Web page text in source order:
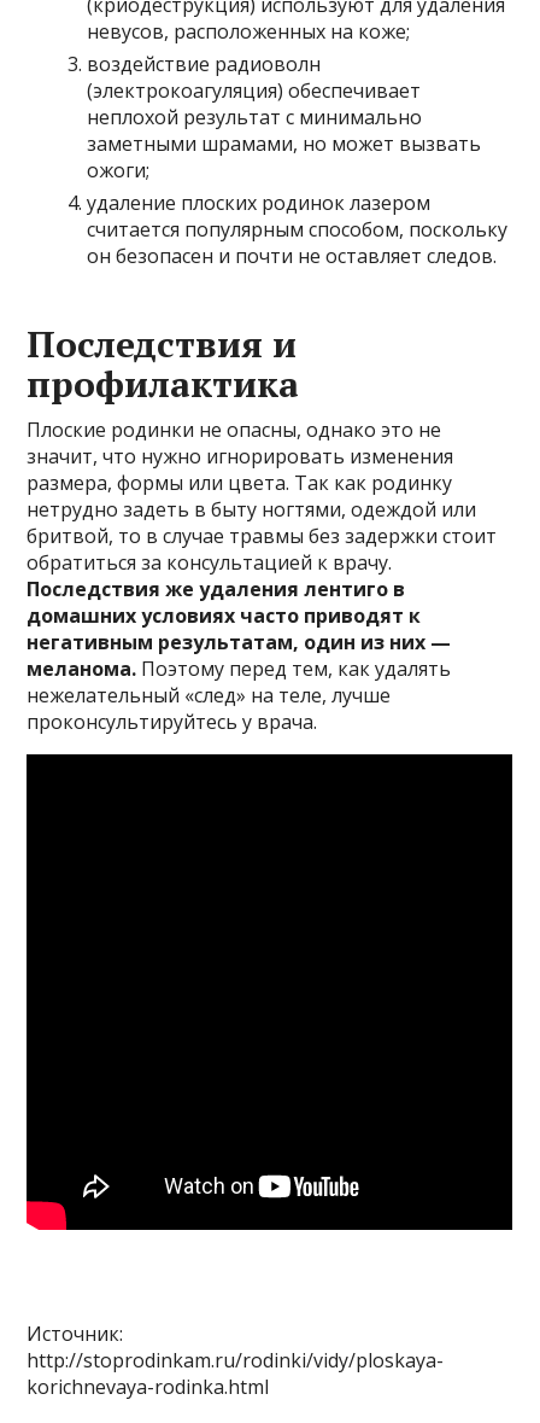
(криодеструкция) используют для удаления
невусов, расположенных на коже;
воздействие радиоволн
(электрокоагуляция) обеспечивает
неплохой результат с минимально
заметными шрамами, но может вызвать
ожоги;
удаление плоских родинок лазером
считается популярным способом, поскольку
он безопасен и почти не оставляет следов.
Последствия и
профилактика
Плоские родинки не опасны, однако это не
значит, что нужно игнорировать изменения
размера, формы или цвета. Так как родинку
нетрудно задеть в быту ногтями, одеждой или
бритвой, то в случае травмы без задержки стоит
обратиться за консультацией к врачу.
Последствия же удаления лентиго в
домашних условиях часто приводят к
негативным результатам, один из них —
меланома. Поэтому перед тем, как удалять
нежелательный «след» на теле, лучше
проконсультируйтесь у врача.
Источник:
http://stoprodinkam.ru/rodinki/vidy/ploskaya-
korichnevaya-rodinka.html